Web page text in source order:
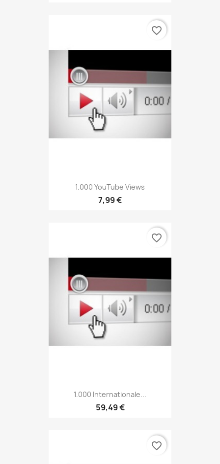
1.000 YouTube Views
7,99 €
favorite_border
1.000 Internationale...
59,49 €
favorite_border
favorite_border